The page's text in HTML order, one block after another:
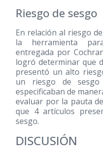
Riesgo de sesgo
En relación al riesgo
la herramienta
entregada por
logró determinar que
presentó un alto
un riesgo de
especificaban de
evaluar por la pauta
que 4 artículos
sesgo.
DISCUSIÓN